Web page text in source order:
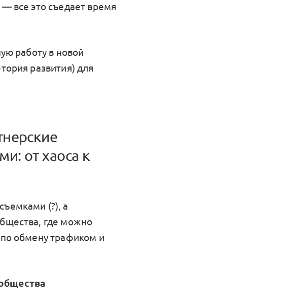
все это съедает время
работу в новой
развития) для
от хаоса к
(?), а
где можно
обмену трафиком и